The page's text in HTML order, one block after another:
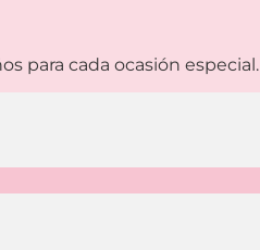
para cada ocasión especial.